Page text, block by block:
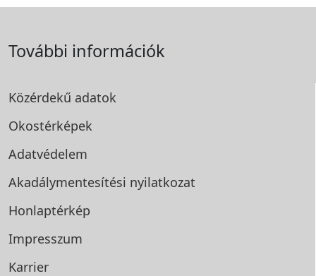
További információk
Közérdekű adatok
Okostérképek
Adatvédelem
Akadálymentesítési nyilatkozat
Honlaptérkép
Impresszum
Karrier